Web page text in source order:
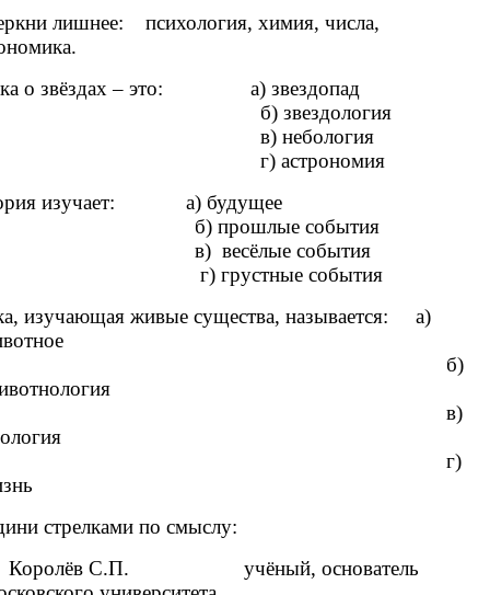
лишнее: психология, химия, числа,
о звёздах – это: а) звездопад
изучает: а) будущее
события
события
события
изучающая живые существа, называется: а)
стрелками по смыслу:
С.П. учёный, основатель